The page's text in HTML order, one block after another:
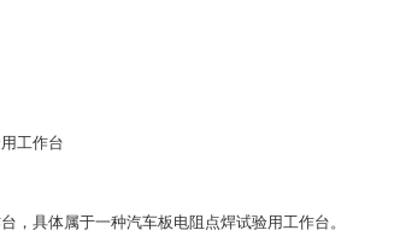
工作台
，具体属于一种汽车板电阻点焊试验用工作台。